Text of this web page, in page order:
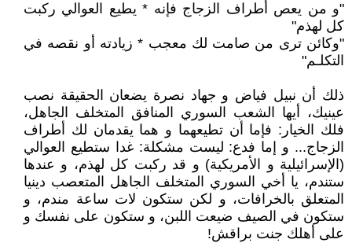
"و من يعص أطراف الزجاج فإنه * يطيع العوالي ركبت
كل لهذم"
"وكائن ترى من صامت لك معجب * زيادته أو نقصه في
التكلـم"
ذلك أن نبيل فياض و جهاد نصرة يضعان الحقيقة نصب
عينيك، أيها الشعب السوري المنافق المتخلف الجاهل،
فلك الخيار: فإما أن تطيعهما و هما يقدمان لك أطراف
الزجاج... و إما فدع: ليست مشكلة: غدا ستطيع العوالي
(الإسرائيلية و الأمريكية) و قد ركبت كل لهذم، و عندها
ستندم، يا أخي السوري المتخلف الجاهل المتعصب دينيا
المتعلق بالخرافات، و لكن ستكون لات ساعة مندم، و
ستكون في الصيف ضيعت اللبن، و ستكون على نفسك و
على أهلك جنت براقش!